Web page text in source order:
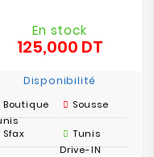
En stock
125,000 DTPrix
Disponibilité
Boutique
Sousse
Sfax
Tunis
Drive-IN